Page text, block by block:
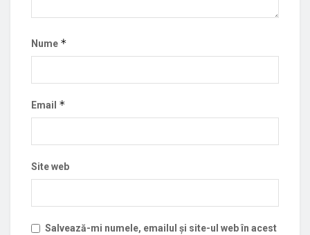
Nume *
Email *
Site web
Salvează-mi numele, emailul și site-ul web în acest